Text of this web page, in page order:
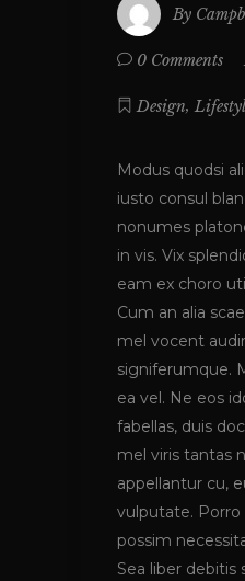
By
0 Comments
Design,
Modus quodsi
iusto consul
nonumes
in vis. Vix
eam ex choro
Cum an alia
mel vocent
signiferumque.
ea vel. Ne eos
fabellas, duis
mel viris tantas
appellantur cu,
vulputate. Porro
possim
Sea liber debitis